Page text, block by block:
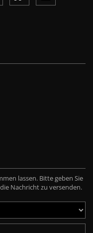
lassen. Bitte geben Sie
Nachricht zu versenden.